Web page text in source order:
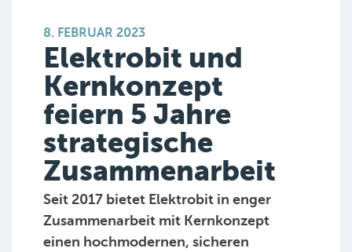
8. FEBRUAR 2023
Elektrobit und
Kernkonzept
feiern 5 Jahre
strategische
Zusammenarbeit
Seit 2017 bietet Elektrobit in enger
Zusammenarbeit mit Kernkonzept
einen hochmodernen, sicheren